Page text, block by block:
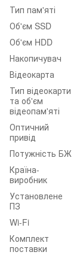
Тип пам'яті
Об'єм SSD
Об'єм HDD
Накопичувач
Відеокарта
Тип відеокарти
та об'єм
відеопам'яті
Оптичний
привід
Потужність БЖ
Країна-
виробник
Установлене
ПЗ
Wi-Fi
Комплект
поставки